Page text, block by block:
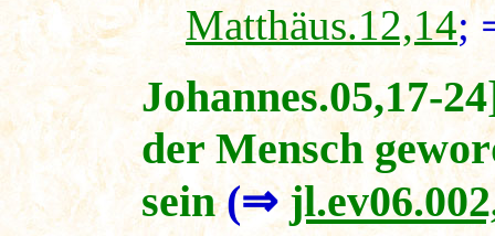
Matthäus.12,14;
Johannes.05,17-
der Mensch
sein(⇒